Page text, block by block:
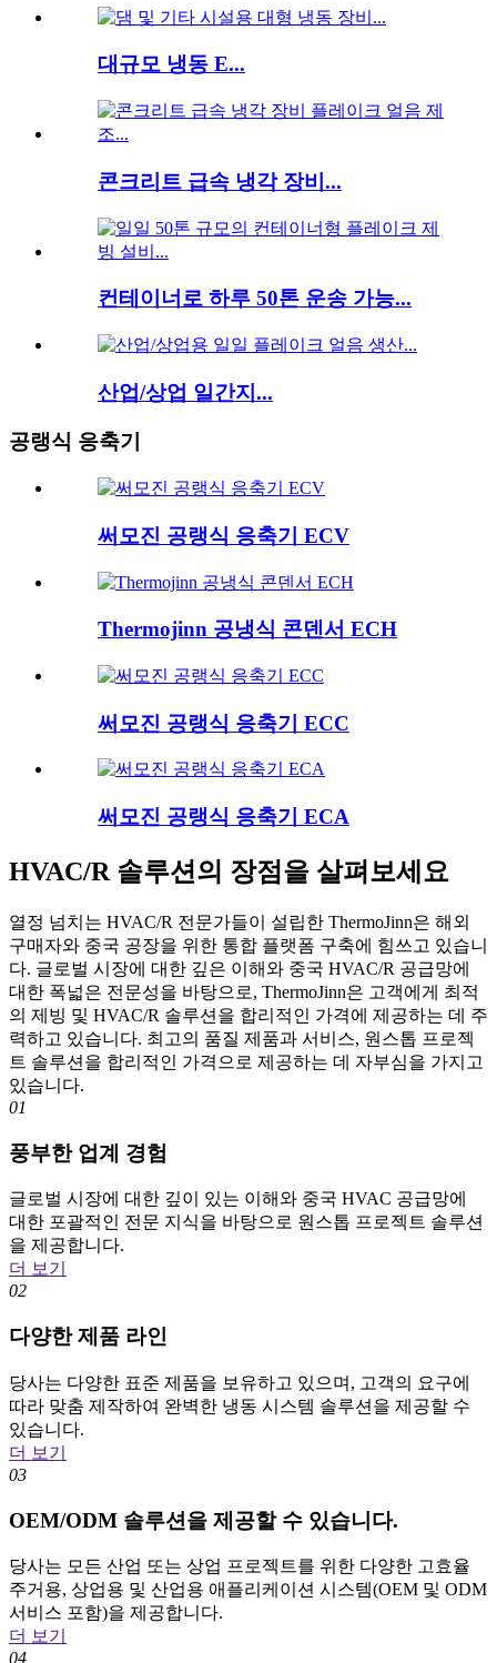
대규모 냉동 E...
콘크리트 급속 냉각 장비...
컨테이너로 하루 50톤 운송 가능...
산업/상업 일간지...
공랭식 응축기
써모진 공랭식 응축기 ECV
Thermojinn 공냉식 콘덴서 ECH
써모진 공랭식 응축기 ECC
써모진 공랭식 응축기 ECA
HVAC/R 솔루션의 장점을 살펴보세요
열정 넘치는 HVAC/R 전문가들이 설립한 ThermoJinn은 해외
구매자와 중국 공장을 위한 통합 플랫폼 구축에 힘쓰고 있습니
다. 글로벌 시장에 대한 깊은 이해와 중국 HVAC/R 공급망에
대한 폭넓은 전문성을 바탕으로, ThermoJinn은 고객에게 최적
의 제빙 및 HVAC/R 솔루션을 합리적인 가격에 제공하는 데 주
력하고 있습니다. 최고의 품질 제품과 서비스, 원스톱 프로젝
트 솔루션을 합리적인 가격으로 제공하는 데 자부심을 가지고
있습니다.
01
풍부한 업계 경험
글로벌 시장에 대한 깊이 있는 이해와 중국 HVAC 공급망에
대한 포괄적인 전문 지식을 바탕으로 원스톱 프로젝트 솔루션
을 제공합니다.
더 보기
02
다양한 제품 라인
당사는 다양한 표준 제품을 보유하고 있으며, 고객의 요구에
따라 맞춤 제작하여 완벽한 냉동 시스템 솔루션을 제공할 수
있습니다.
더 보기
03
OEM/ODM 솔루션을 제공할 수 있습니다.
당사는 모든 산업 또는 상업 프로젝트를 위한 다양한 고효율
주거용, 상업용 및 산업용 애플리케이션 시스템(OEM 및 ODM
서비스 포함)을 제공합니다.
더 보기
04